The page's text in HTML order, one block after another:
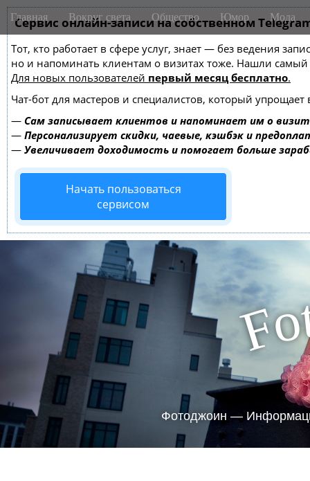
Сервис онлайн-записи на собственном
Тот, кто работает в сфере услуг, знает — без ведения
но и напоминать клиентам о визитах тоже. Нашли
Для новых пользователей первый месяц бесплатно.
Чат-бот для мастеров и специалистов, который упрощает
— Сам записывает клиентов и напоминает им о
— Персонализирует скидки, чаевые, кэшбэк и
— Увеличивает доходимость и помогает больше
Начать пользоваться
сервисом
M
a
n
m
e
n
u
i
Главная Вокруг света Общество Юмор Мода
Fo
Фотоджоин —